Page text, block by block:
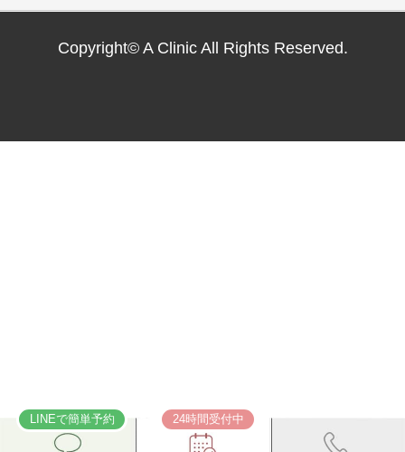
LINEで簡単予約 24時間受付中
Copyright© A Clinic All Rights Reserved.